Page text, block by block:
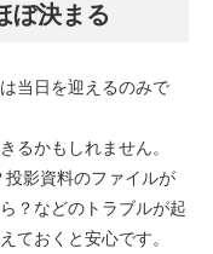
ぼ決まる
当日を迎えるのみで
るかもしれません。
投影資料のファイルが
？などのトラブルが起
ておくと安心です。